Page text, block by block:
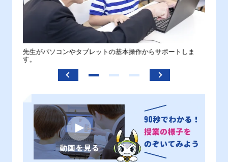
先生がパソコンやタブレットの基本操作からサポートしま
す。